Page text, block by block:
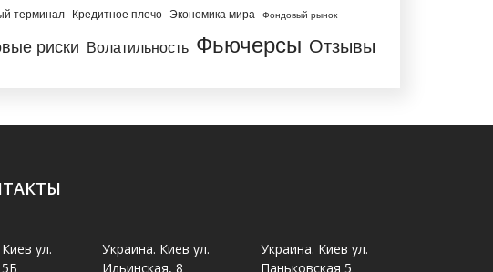
терминал Кредитное плечо Экономика мира Фондовый рынок
риски Волатильность Фьючерсы Отзывы
ул.
Украина. Киев ул.
Ильинская, 8
Украина. Киев ул.
Паньковская 5